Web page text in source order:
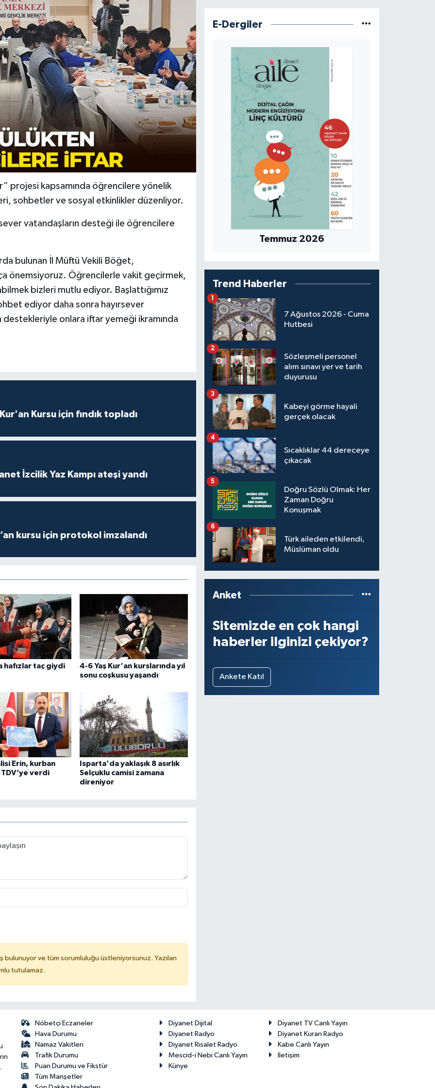
projesi kapsamında öğrencilere yönelik
sohbetler ve sosyal etkinlikler düzenliyor.
vatandaşların desteği ile öğrencilere
bulunan İl Müftü Vekili Böğet,
önemsiyoruz. Öğrencilerle vakit geçirmek,
bizleri mutlu ediyor. Başlattığımız
ediyor daha sonra hayırsever
onlara iftar yemeği ikramında
Kursu için fındık topladı
İzcilik Yaz Kampı ateşi yandı
kursu için protokol imzalandı
hafızlar taç giydi
4-6 Yaş Kur'an kurslarında yıl
sonu coşkusu yaşandı
Erin, kurban
verdi
Isparta'da yaklaşık 8 asırlık
Selçuklu camisi zamana
direniyor
bulunuyor ve tüm sorumluluğu üstleniyorsunuz. Yazılan
tutulamaz.
E-Dergiler
Temmuz 2026
Trend Haberler
7 Ağustos 2026 - Cuma
Hutbesi
1
Sözleşmeli personel
alım sınavı yer ve tarih
duyurusu
2
Kabeyi görme hayali
gerçek olacak
3
Sıcaklıklar 44 dereceye
çıkacak
4
Doğru Sözlü Olmak: Her
Zaman Doğru
Konuşmak
5
Türk aileden etkilendi,
Müslüman oldu
6
Anket
Sitemizde en çok hangi
haberler ilginizi çekiyor?
Ankete Katıl
Nöbetçi Eczaneler
Hava Durumu
Namaz Vakitleri
Trafik Durumu
Puan Durumu ve Fikstür
Tüm Manşetler
Diyanet Dijital
Diyanet TV Canlı Yayın
Diyanet Radyo
Diyanet Kuran Radyo
Diyanet Risalet Radyo
Kabe Canlı Yayın
Mescid-i Nebi Canlı Yayın
İletişim
Künye